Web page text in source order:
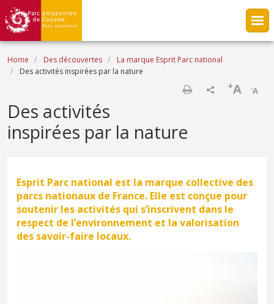
Skip to main content
Breadcrumb
Home Des découvertes
La marque Esprit Parc national
Des activités inspirées par la nature
-A
+A
Des activités
inspirées par la nature
Esprit Parc national est la marque collective des
parcs nationaux de France. Elle est conçue pour
soutenir les activités qui s’inscrivent dans le
respect de l’environnement et la valorisation
des savoir-faire locaux.